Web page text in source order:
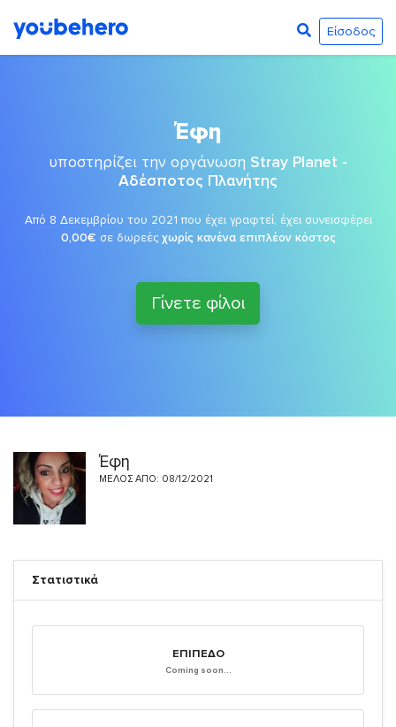
Είσοδος
Έφη
υποστηρίζει την οργάνωση Stray Planet -
Αδέσποτος Πλανήτης
Από 8 Δεκεμβρίου του 2021 που έχει γραφτεί, έχει συνεισφέρει
0,00€ σε δωρεές χωρίς κανένα επιπλέον κόστος
Γίνετε φίλοι
Έφη
ΜΈΛΟΣ ΑΠΌ: 08/12/2021
Στατιστικά
ΕΠΊΠΕΔΟ
Coming soon...